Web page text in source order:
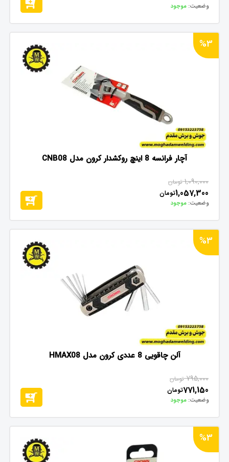
وضعیت: موجود
%3
آچار فرانسه 8 اینچ روکشدار کرون مدل CNB08
1,090,000 تومان
1,057,300تومان
وضعیت: موجود
%3
آلن چاقویی 8 عددی کرون مدل HMAX08
795,000 تومان
771,150تومان
وضعیت: موجود
%3